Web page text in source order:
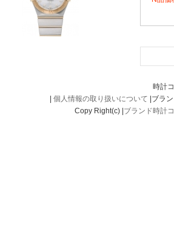
時計
個人情報の取り扱いについて |ブラ
Copy Right(c) | ブランド時計